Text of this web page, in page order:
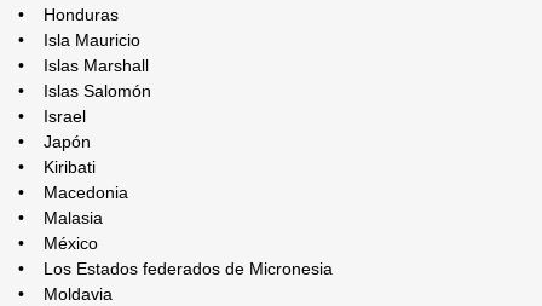
• Honduras
• Isla Mauricio
• Islas Marshall
• Islas Salomón
• Israel
• Japón
• Kiribati
• Macedonia
• Malasia
• México
• Los Estados federados de Micronesia
• Moldavia